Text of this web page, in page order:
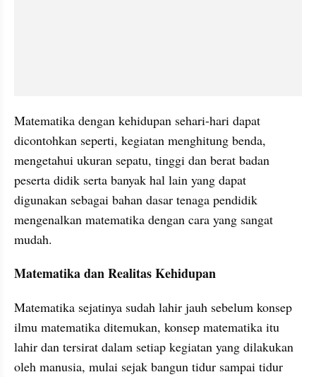
Matematika dengan kehidupan sehari-hari dapat
dicontohkan seperti, kegiatan menghitung benda,
mengetahui ukuran sepatu, tinggi dan berat badan
peserta didik serta banyak hal lain yang dapat
digunakan sebagai bahan dasar tenaga pendidik
mengenalkan matematika dengan cara yang sangat
mudah.
Matematika dan Realitas Kehidupan
Matematika sejatinya sudah lahir jauh sebelum konsep
ilmu matematika ditemukan, konsep matematika itu
lahir dan tersirat dalam setiap kegiatan yang dilakukan
oleh manusia, mulai sejak bangun tidur sampai tidur